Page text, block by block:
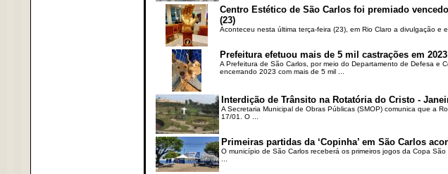
Centro Estético de São Carlos foi premiado
(23)
Aconteceu nesta última terça-feira (23), em Rio Claro a divulgação e
Prefeitura efetuou mais de 5 mil castrações em 2023
A Prefeitura de São Carlos, por meio do Departamento de Defesa e
encerrando 2023 com mais de 5 mil ...
Interdição de Trânsito na Rotatória do Cristo -
A Secretaria Municipal de Obras Públicas (SMOP) comunica que a
17/01. O ...
Primeiras partidas da ‘Copinha’ em São Carlos
O município de São Carlos receberá os primeiros jogos da Copa